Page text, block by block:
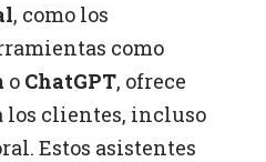
, como los
como
o ChatGPT, ofrece
los clientes, incluso
Estos asistentes